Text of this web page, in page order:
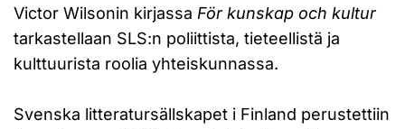
Victor Wilsonin kirjassa För kunskap och kultur
tarkastellaan SLS:n poliittista, tieteellistä ja
kulttuurista roolia yhteiskunnassa.
Svenska litteratursällskapet i Finland perustettiin